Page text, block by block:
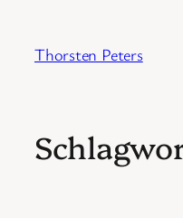
springen
Thorsten Peters